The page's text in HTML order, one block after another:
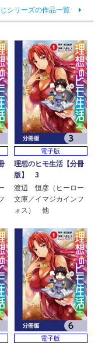
シリーズの作品一覧
電子版
理想のヒモ生活【分冊
版】 3
渡辺 恒彦（ヒーロー
文庫／イマジカインフ
ォス） 他
電子版